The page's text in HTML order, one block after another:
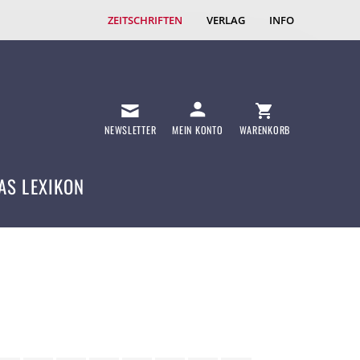
ZEITSCHRIFTEN VERLAG INFO
NEWSLETTER MEIN KONTO WARENKORB
LEXIKON